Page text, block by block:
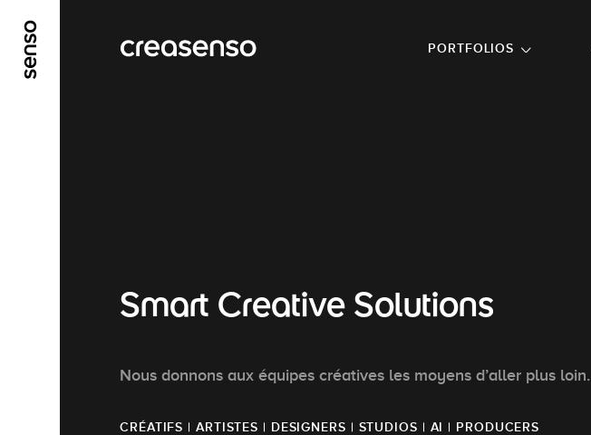
PORTFOLIOS
Smart Creative Solutions
Nous donnons aux équipes créatives les moyens d’aller plus loin.
CRÉATIFS | ARTISTES | DESIGNERS | STUDIOS | AI | PRODUCERS